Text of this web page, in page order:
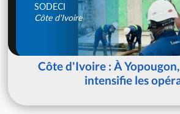
SODECI
Côte d'Ivoire
Côte d'Ivoire : À
intensifie les